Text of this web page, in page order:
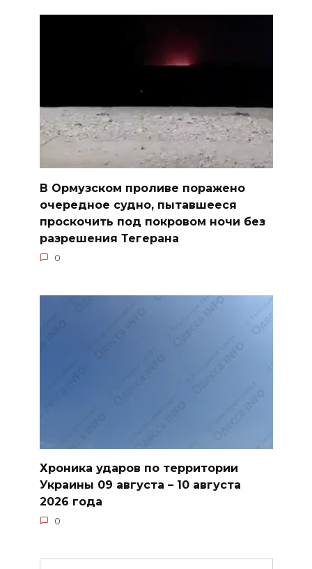
В Ормузском проливе поражено
очередное судно, пытавшееся
проскочить под покровом ночи без
разрешения Тегерана
0
Хроника ударов по территории
Украины 09 августа – 10 августа
2026 года
0